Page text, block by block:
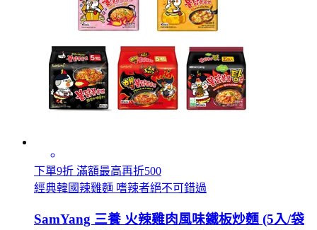
下單9折 滿額最高再折500
經典韓國辣雞麵 嗜辣者絕不可錯過
SamYang 三養 火辣雞肉風味鐵板炒麵 (5入/袋